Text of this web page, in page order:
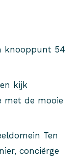
knooppunt 54
kijk
met de mooie
Ten
conciërge